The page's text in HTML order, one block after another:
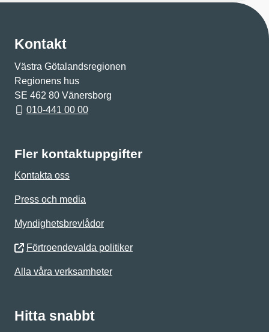
Kontakt
Västra Götalandsregionen
Regionens hus
SE 462 80 Vänersborg
010-441 00 00
Fler kontaktuppgifter
Kontakta oss
Press och media
Myndighetsbrevlådor
Förtroendevalda politiker
Alla våra verksamheter
Hitta snabbt